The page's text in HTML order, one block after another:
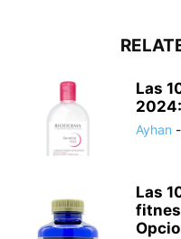
Las
Ayhan -
Las